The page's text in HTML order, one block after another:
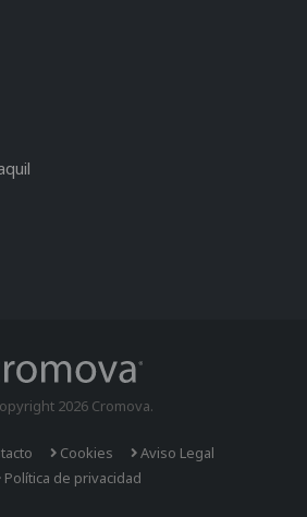
2026 Cromova.
Cookies
Aviso Legal
Política de privacidad